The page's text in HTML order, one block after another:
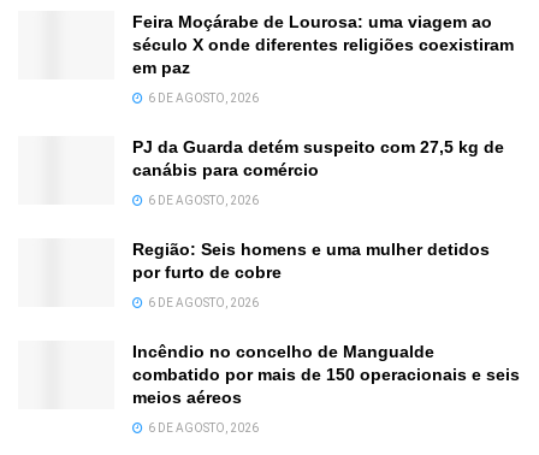
Feira Moçárabe de Lourosa: uma viagem ao
século X onde diferentes religiões coexistiram
em paz
6 DE AGOSTO, 2026
PJ da Guarda detém suspeito com 27,5 kg de
canábis para comércio
6 DE AGOSTO, 2026
Região: Seis homens e uma mulher detidos
por furto de cobre
6 DE AGOSTO, 2026
Incêndio no concelho de Mangualde
combatido por mais de 150 operacionais e seis
meios aéreos
6 DE AGOSTO, 2026